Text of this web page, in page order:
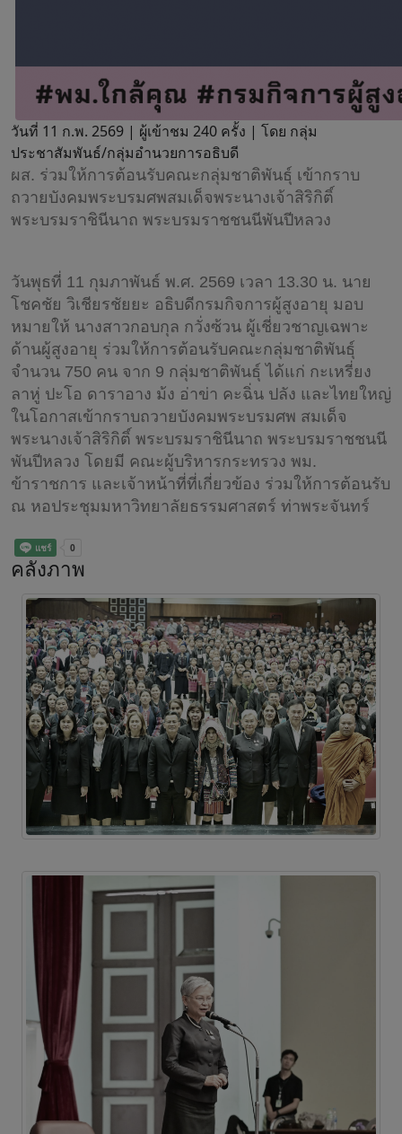
วันที่ 11 ก.พ. 2569 | ผู้เข้าชม 240 ครั้ง | โดย กลุ่ม
ประชาสัมพันธ์/กลุ่มอำนวยการอธิบดี
ผส. ร่วมให้การต้อนรับคณะกลุ่มชาติพันธุ์ เข้ากราบ
ถวายบังคมพระบรมศพสมเด็จพระนางเจ้าสิริกิติ์
พระบรมราชินีนาถ พระบรมราชชนนีพันปีหลวง
วันพุธที่ 11 กุมภาพันธ์ พ.ศ. 2569 เวลา 13.30 น. นาย
โชคชัย วิเชียรชัยยะ อธิบดีกรมกิจการผู้สูงอายุ มอบ
หมายให้ นางสาวกอบกุล กวั่งซ้วน ผู้เชี่ยวชาญเฉพาะ
ด้านผู้สูงอายุ ร่วมให้การต้อนรับคณะกลุ่มชาติพันธุ์
จำนวน 750 คน จาก 9 กลุ่มชาติพันธุ์ ได้แก่ กะเหรี่ยง
ลาหู่ ปะโอ ดาราอาง ม้ง อ่าข่า คะฉิ่น ปลัง และไทยใหญ่
ในโอกาสเข้ากราบถวายบังคมพระบรมศพ สมเด็จ
พระนางเจ้าสิริกิติ์ พระบรมราชินีนาถ พระบรมราชชนนี
พันปีหลวง โดยมี คณะผู้บริหารกระทรวง พม.
ข้าราชการ และเจ้าหน้าที่ที่เกี่ยวข้อง ร่วมให้การต้อนรับ
ณ หอประชุมมหาวิทยาลัยธรรมศาสตร์ ท่าพระจันทร์
คลังภาพ